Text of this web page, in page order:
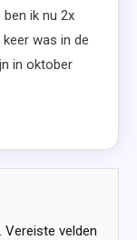
ik nu 2x
was in de
in oktober
Vereiste velden